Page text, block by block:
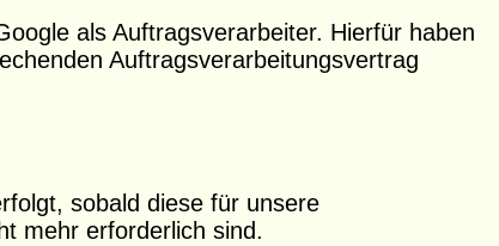
als Auftragsverarbeiter. Hierfür haben
Auftragsverarbeitungsvertrag
sobald diese für unsere
mehr erforderlich sind.